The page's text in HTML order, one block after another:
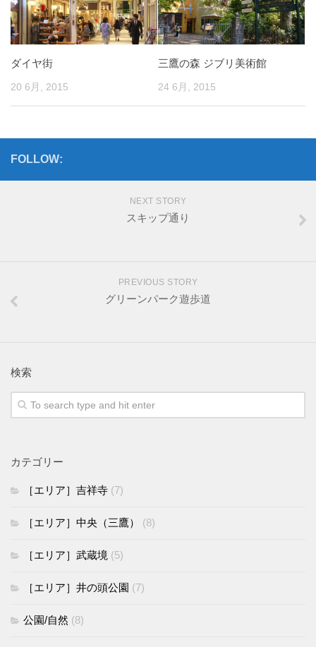
ダイヤ街
20 6月, 2015
三鷹の森 ジブリ美術館
24 6月, 2015
FOLLOW:
NEXT STORY
スキップ通り
PREVIOUS STORY
グリーンパーク遊歩道
検索
カテゴリー
［エリア］吉祥寺 (7)
［エリア］中央（三鷹） (8)
［エリア］武蔵境 (5)
［エリア］井の頭公園 (7)
公園/自然 (8)